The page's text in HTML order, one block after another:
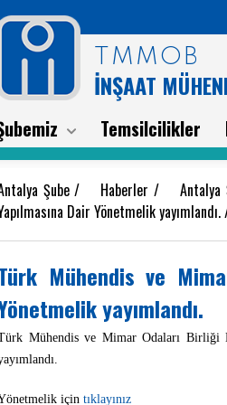
TMMOB
İNŞAAT
Temsilcilikler
Şube/ Haberler/ Antalya
Dair Yönetmelik yayımlandı.
Mühendis ve
yayımlandı.
Mühendis ve Mimar Odaları Birliği
için tıklayınız